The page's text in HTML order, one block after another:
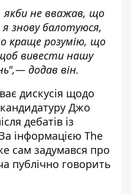
якби не вважав, що
знову балотуюся,
розумію, що
вивести нашу
додав він.
дискусія щодо
Джо
дебатів із
інформацією The
сам задумався про
публічно говорить